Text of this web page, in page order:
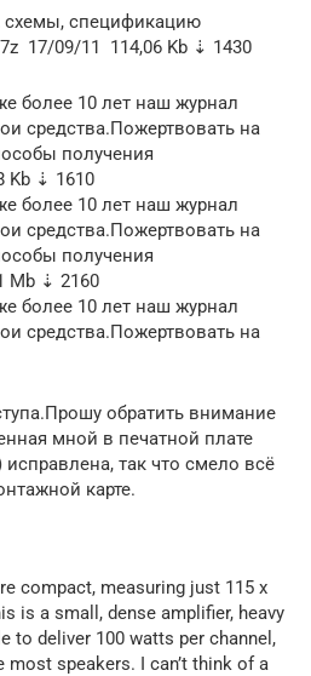
схемы, спецификацию
17/09/11 ️ 114,06 Kb ⇣ 1430
более 10 лет наш журнал
средства.Пожертвовать на
получения
Kb ⇣ 1610
более 10 лет наш журнал
средства.Пожертвовать на
получения
Mb ⇣ 2160
более 10 лет наш журнал
средства.Пожертвовать на
обратить внимание
мной в печатной плате
так что смело всё
карте.
compact, measuring just 115 x
is a small, dense amplifier, heavy
to deliver 100 watts per channel,
most speakers. I can’t think of a